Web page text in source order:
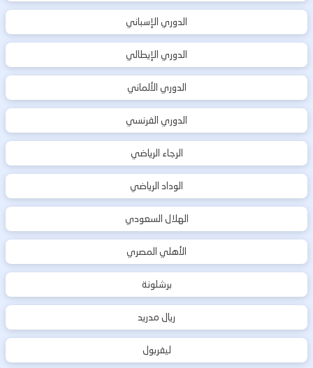
الدوري الإسباني
الدوري الإيطالي
الدوري الألماني
الدوري الفرنسي
الرجاء الرياضي
الوداد الرياضي
الهلال السعودي
الأهلي المصري
برشلونة
ريال مدريد
ليفربول